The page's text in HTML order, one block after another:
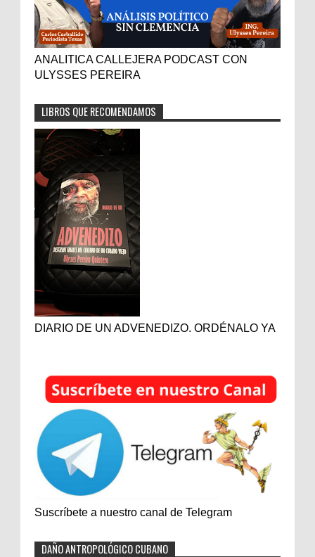
ANALITICA CALLEJERA PODCAST CON
ULYSSES PEREIRA
LIBROS QUE RECOMENDAMOS
DIARIO DE UN ADVENEDIZO. ORDÉNALO YA
Suscríbete a nuestro canal de Telegram
DAÑO ANTROPOLÓGICO CUBANO